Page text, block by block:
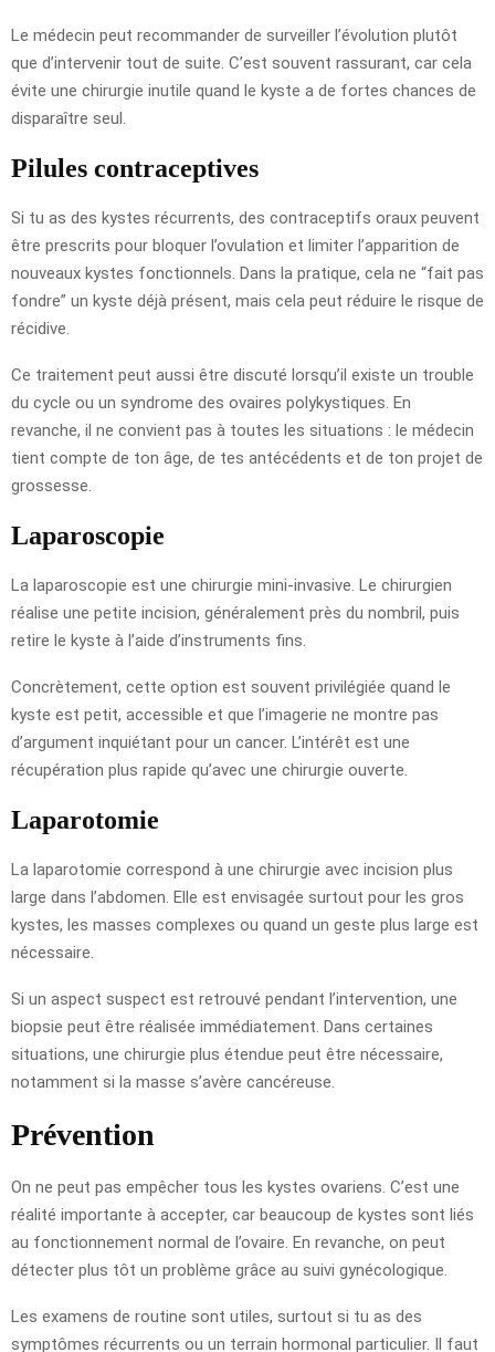
Le médecin peut recommander de surveiller l’évolution plutôt
que d’intervenir tout de suite. C’est souvent rassurant, car cela
évite une chirurgie inutile quand le kyste a de fortes chances de
disparaître seul.
Pilules contraceptives
Si tu as des kystes récurrents, des contraceptifs oraux peuvent
être prescrits pour bloquer l’ovulation et limiter l’apparition de
nouveaux kystes fonctionnels. Dans la pratique, cela ne “fait pas
fondre” un kyste déjà présent, mais cela peut réduire le risque de
récidive.
Ce traitement peut aussi être discuté lorsqu’il existe un trouble
du cycle ou un syndrome des ovaires polykystiques. En
revanche, il ne convient pas à toutes les situations : le médecin
tient compte de ton âge, de tes antécédents et de ton projet de
grossesse.
Laparoscopie
La laparoscopie est une chirurgie mini-invasive. Le chirurgien
réalise une petite incision, généralement près du nombril, puis
retire le kyste à l’aide d’instruments fins.
Concrètement, cette option est souvent privilégiée quand le
kyste est petit, accessible et que l’imagerie ne montre pas
d’argument inquiétant pour un cancer. L’intérêt est une
récupération plus rapide qu’avec une chirurgie ouverte.
Laparotomie
La laparotomie correspond à une chirurgie avec incision plus
large dans l’abdomen. Elle est envisagée surtout pour les gros
kystes, les masses complexes ou quand un geste plus large est
nécessaire.
Si un aspect suspect est retrouvé pendant l’intervention, une
biopsie peut être réalisée immédiatement. Dans certaines
situations, une chirurgie plus étendue peut être nécessaire,
notamment si la masse s’avère cancéreuse.
Prévention
On ne peut pas empêcher tous les kystes ovariens. C’est une
réalité importante à accepter, car beaucoup de kystes sont liés
au fonctionnement normal de l’ovaire. En revanche, on peut
détecter plus tôt un problème grâce au suivi gynécologique.
Les examens de routine sont utiles, surtout si tu as des
symptômes récurrents ou un terrain hormonal particulier. Il faut